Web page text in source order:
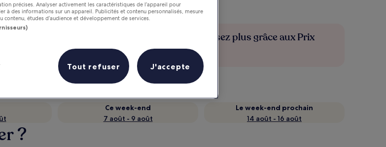
nuit séjournée
Économisez plus grâce aux Prix
membres
Ce week-end
7 août - 9 août
Le week-end prochain
14 août - 16 août
?
précises. Analyser activement les caractéristiques de l’appareil pour
à des informations sur un appareil. Publicités et contenu personnalisés, mesure
études d’audience et développement de services.
Tout refuser J'accepte